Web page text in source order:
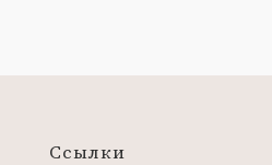
Ссылки